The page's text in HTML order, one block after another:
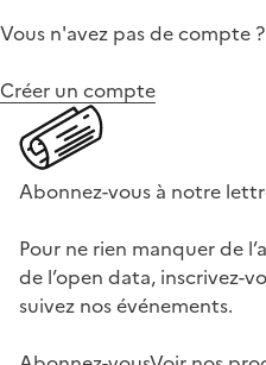
Vous n'avez pas de compte ?
Créer un compte
Abonnez-vous à notre
Pour ne rien manquer de
de l’open data, inscrivez-
suivez nos événements.